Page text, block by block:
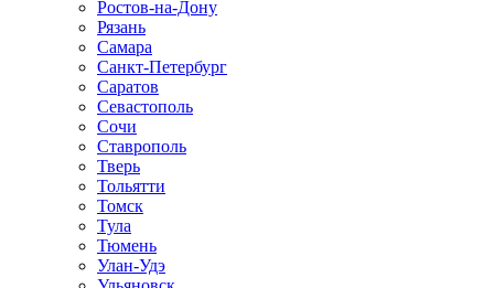
Ростов-на-Дону
Рязань
Самара
Санкт-Петербург
Саратов
Севастополь
Сочи
Ставрополь
Тверь
Тольятти
Томск
Тула
Тюмень
Улан-Удэ